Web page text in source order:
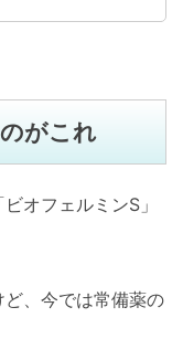
がこれ
オフェルミンS」
、今では常備薬の